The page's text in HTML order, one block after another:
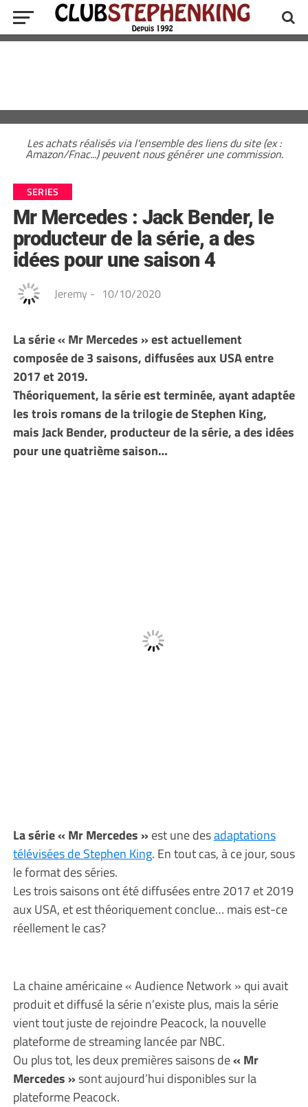
Les achats réalisés via l'ensemble des liens du site (ex :
Amazon/Fnac...) peuvent nous générer une commission.
SERIES
Mr Mercedes : Jack Bender, le
producteur de la série, a des
idées pour une saison 4
Jeremy - 10/10/2020
La série « Mr Mercedes » est actuellement
composée de 3 saisons, diffusées aux USA entre
2017 et 2019.
Théoriquement, la série est terminée, ayant adaptée
les trois romans de la trilogie de Stephen King,
mais Jack Bender, producteur de la série, a des idées
pour une quatrième saison…
La série « Mr Mercedes » est une desadaptations
télévisées de Stephen King. En tout cas, à ce jour, sous
le format des séries.
Les trois saisons ont été diffusées entre 2017 et 2019
aux USA, et est théoriquement conclue… mais est-ce
réellement le cas?
La chaine américaine « Audience Network » qui avait
produit et diffusé la série n’existe plus, mais la série
vient tout juste de rejoindre Peacock, la nouvelle
plateforme de streaming lancée par NBC.
Ou plus tot, les deux premières saisons de« Mr
Mercedes »sont aujourd’hui disponibles sur la
plateforme Peacock.